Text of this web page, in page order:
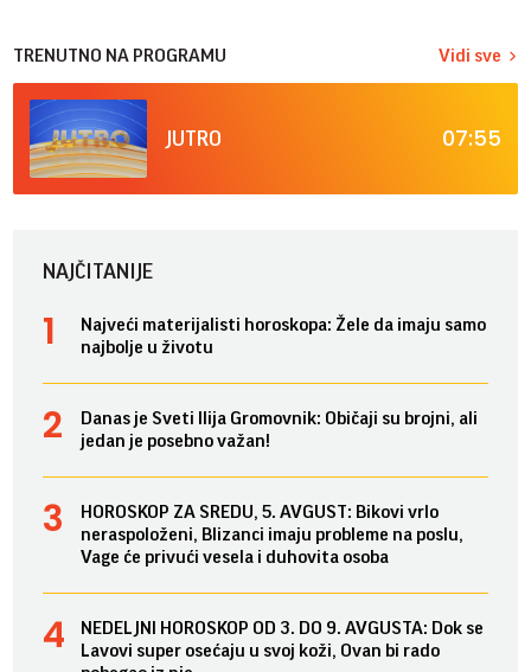
TRENUTNO NA PROGRAMU Vidi sve
JUTRO 07:55
NAJČITANIJE
Najveći materijalisti horoskopa: Žele da imaju samo
najbolje u životu
Danas je Sveti Ilija Gromovnik: Običaji su brojni, ali
jedan je posebno važan!
HOROSKOP ZA SREDU, 5. AVGUST: Bikovi vrlo
neraspoloženi, Blizanci imaju probleme na poslu,
Vage će privući vesela i duhovita osoba
NEDELJNI HOROSKOP OD 3. DO 9. AVGUSTA: Dok se
Lavovi super osećaju u svoj koži, Ovan bi rado